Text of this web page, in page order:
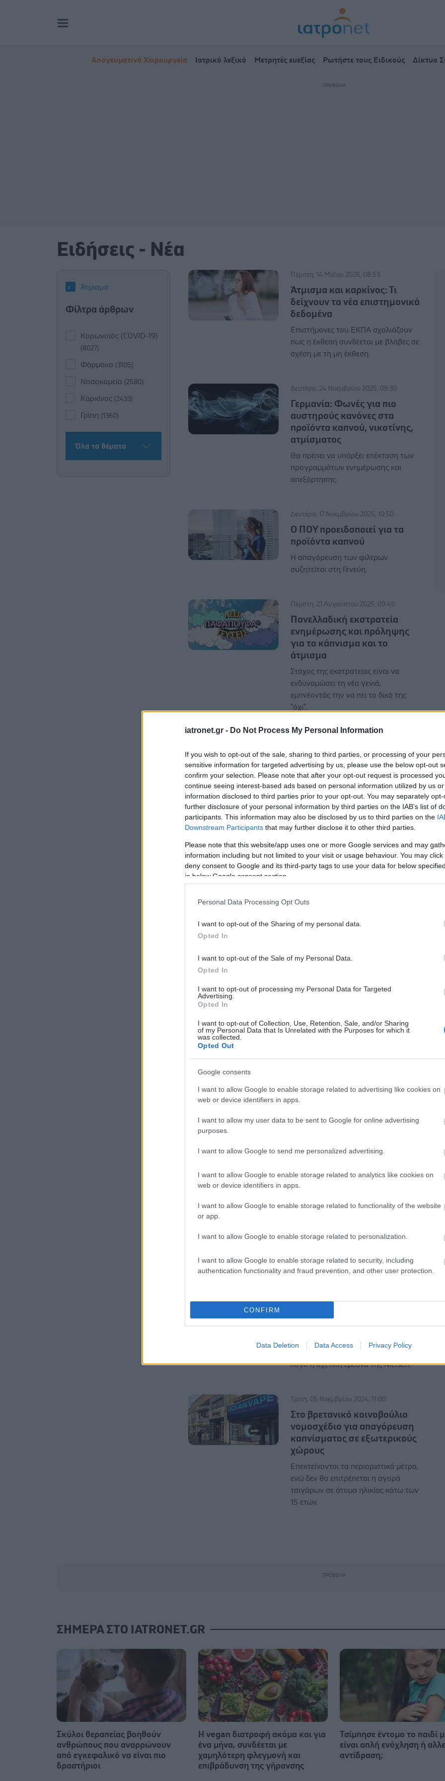
iatronet.gr - Do Not Process My Personal Information
If you wish to opt-out of the sale, sharing to third parties, or processing of your
sensitive information for targeted advertising by us, please use the below opt-out
confirm your selection. Please note that after your opt-out request is processed
continue seeing interest-based ads based on personal information utilized by us
information disclosed to third parties prior to your opt-out. You may separately
further disclosure of your personal information by third parties on the IAB’s list of
participants. This information may also be disclosed by us to third parties on the
Downstream Participants that may further disclose it to other third parties.
Please note that this website/app uses one or more Google services and may
information including but not limited to your visit or usage behaviour. You may
deny consent to Google and its third-party tags to use your data for below
in below Google consent section.
Personal Data Processing Opt Outs
I want to opt-out of the Sharing of my personal data.
Opted In
I want to opt-out of the Sale of my Personal Data.
Opted In
I want to opt-out of processing my Personal Data for Targeted
Advertising.
Opted In
I want to opt-out of Collection, Use, Retention, Sale, and/or Sharing
of my Personal Data that Is Unrelated with the Purposes for which it
was collected.
Opted Out
Google consents
I want to allow Google to enable storage related to advertising like cookies on
web or device identifiers in apps.
I want to allow my user data to be sent to Google for online advertising
purposes.
I want to allow Google to send me personalized advertising.
I want to allow Google to enable storage related to analytics like cookies on
web or device identifiers in apps.
I want to allow Google to enable storage related to functionality of the website
or app.
I want to allow Google to enable storage related to personalization.
I want to allow Google to enable storage related to security, including
authentication functionality and fraud prevention, and other user protection.
CONFIRM
Data Deletion Data Access Privacy Policy
Απογευματινά Χειρουργεία Ιατρικό λεξικό Μετρητές ευεξίας Ρωτήστε τους Ειδικούς Δίκτυο
Ειδήσεις - Νέα
Άτμισμα
Φίλτρα άρθρων
Κορωνοϊός (COVID-19)
(8027)
Φάρμακα (3105)
Νοσοκομεία (2580)
Καρκίνος (2433)
Γρίπη (1360)
Όλα τα θέματα
Πέμπτη, 14 Μαΐου 2026, 08:53
Άτμισμα και καρκίνος: Τι
δείχνουν τα νέα επιστημονικά
δεδομένα
Επιστήμονες του ΕΚΠΑ σχολιάζουν
πως η έκθεση συνδέεται με βλάβες σε
σχέση με τη μη έκθεση.
Δευτέρα, 24 Νοεμβρίου 2025, 09:30
Γερμανία: Φωνές για πιο
αυστηρούς κανόνες στα
προϊόντα καπνού, νικοτίνης,
ατμίσματος
Θα πρέπει να υπάρξει επέκταση των
προγραμμάτων ενημέρωσης και
απεξάρτησης.
Δευτέρα, 17 Νοεμβρίου 2025, 10:50
Ο ΠΟΥ προειδοποιεί για τα
προϊόντα καπνού
Η απαγόρευση των φίλτρων
συζητείται στη Γενεύη.
Πέμπτη, 21 Αυγούστου 2025, 09:49
Πανελλαδική εκστρατεία
ενημέρωσης και πρόληψης
για το κάπνισμα και το
άτμισμα
Στόχος της εκστρατείας είναι να
ενδυναμώσει τη νέα γενιά,
εμπνέοντάς την να πει το δικό της
"όχι".
Τετάρτη, 16 Ιουλίου 2025, 19:00
Το άτμισμα είναι πιο
αποτελεσματικό για τη
διακοπή του καπνίσματος
έναντι θεραπειών
υποκατάστασης νικοτίνης
[μελέτη]
Τα ποσοστά αποχής από το κάπνισμα
συσκευές ατμίσματος σε σύγκριση με
νικοτίνης ή παστίλιες.
Παρασκευή, 11 Ιουλίου 2025, 08:00
καπνού - Ο κομβικός ρόλος
διακόπτουν το κάπνισμα,
Άτμισμα: Τι προκαλεί στο
Μελέτη που δημοσιεύθηκε στο
διαπίστωσε ότι η νικοτίνη μπορεί να
ελαττώσει τη ροή του αίματος,
μειώνοντας την παροχή οξυγόνου
αναγεννάται.
Τρίτη, 03 Δεκεμβρίου 2024, 12:05
καπνικών από τα ηλεκτρονικά
Ταχύτερα αναπτυσσόμενη τάση στην
αγορά των τσιγάρων τα Disposable
λόγο η σχετική έρευνα της Nielsen.
Τρίτη, 05 Νοεμβρίου 2024, 11:00
Στο βρετανικό κοινοβούλιο
νομοσχέδιο για απαγόρευση
καπνίσματος σε εξωτερικούς
χώρους
Επεκτείνονται τα περιοριστικά μέτρα,
ενώ δεν θα επιτρέπεται η αγορά
τσιγάρων σε άτομα ηλικίας κάτω των
15 ετών.
ΣΗΜΕΡΑ ΣΤΟ IATRONET.GR
Σκύλοι θεραπείας βοηθούν
ανθρώπους που αναρρώνουν
από εγκεφαλικό να είναι πιο
δραστήριοι
Η vegan διατροφή ακόμα και για
ένα μήνα, συνδέεται με
χαμηλότερη φλεγμονή και
επιβράδυνση της γήρανσης
Τσίμπησε έντομο το παιδί
είναι απλή ενόχληση ή
αντίδραση;